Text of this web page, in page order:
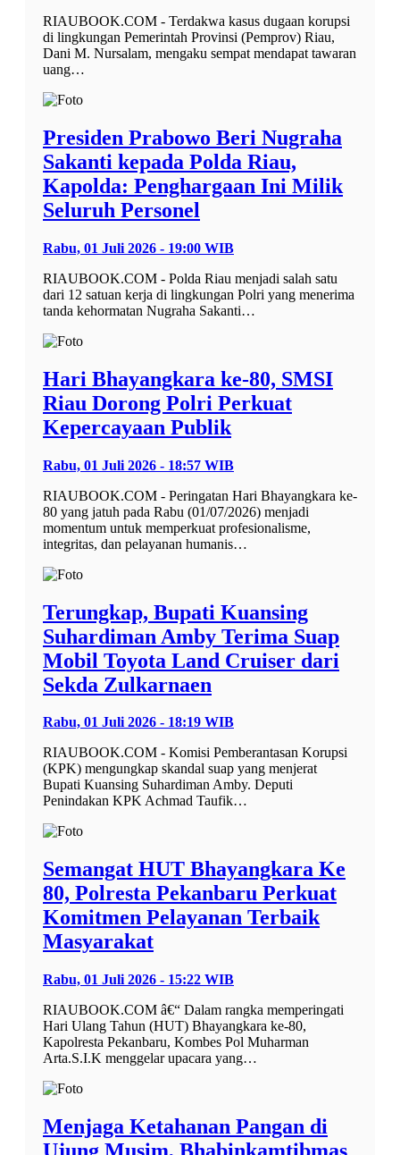
RIAUBOOK.COM - Terdakwa kasus dugaan korupsi
di lingkungan Pemerintah Provinsi (Pemprov) Riau,
Dani M. Nursalam, mengaku sempat mendapat tawaran
uang…
Presiden Prabowo Beri Nugraha
Sakanti kepada Polda Riau,
Kapolda: Penghargaan Ini Milik
Seluruh Personel
Rabu, 01 Juli 2026 - 19:00 WIB
RIAUBOOK.COM - Polda Riau menjadi salah satu
dari 12 satuan kerja di lingkungan Polri yang menerima
tanda kehormatan Nugraha Sakanti…
Hari Bhayangkara ke-80, SMSI
Riau Dorong Polri Perkuat
Kepercayaan Publik
Rabu, 01 Juli 2026 - 18:57 WIB
RIAUBOOK.COM - Peringatan Hari Bhayangkara ke-
80 yang jatuh pada Rabu (01/07/2026) menjadi
momentum untuk memperkuat profesionalisme,
integritas, dan pelayanan humanis…
Terungkap, Bupati Kuansing
Suhardiman Amby Terima Suap
Mobil Toyota Land Cruiser dari
Sekda Zulkarnaen
Rabu, 01 Juli 2026 - 18:19 WIB
RIAUBOOK.COM - Komisi Pemberantasan Korupsi
(KPK) mengungkap skandal suap yang menjerat
Bupati Kuansing Suhardiman Amby. Deputi
Penindakan KPK Achmad Taufik…
Semangat HUT Bhayangkara Ke
80, Polresta Pekanbaru Perkuat
Komitmen Pelayanan Terbaik
Masyarakat
Rabu, 01 Juli 2026 - 15:22 WIB
RIAUBOOK.COM â€“ Dalam rangka memperingati
Hari Ulang Tahun (HUT) Bhayangkara ke-80,
Kapolresta Pekanbaru, Kombes Pol Muharman
Arta.S.I.K menggelar upacara yang…
Menjaga Ketahanan Pangan di